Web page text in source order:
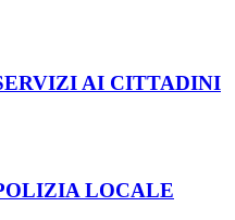
AI CITTADINI
LOCALE